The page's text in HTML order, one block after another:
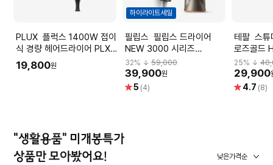
PLUX 플럭스 1400W 접이
식 경량 헤어드라이어 PLX-
HD1400DCWH
19,800원
하이라이트세일
필립스 필립스 드라이어
NEW 3000 시리즈
BHD321/09 1600W 애쉬
골드 메탈릭(실혜택가 37천
원)
32% ↓59,000
39,900원
별5 (4)
테팔 스튜디오 드라이 파워
로즈골드
25% ↓
29,900
별 4.7 (8)
"생활용품" 미개봉특가
상품만 모아봤어요!
낮은가격순